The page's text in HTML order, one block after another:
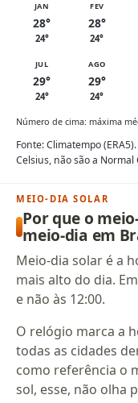
JAN
28°
24°
FEV
28°
24°
JUL
29°
24°
AGO
29°
24°
Número de cima: máxima
Fonte: Climatempo
Celsius, não são a
MEIO-DIA SOLAR
Por que o
meio-dia em
Meio-dia solar é a
mais alto do dia.
e não às 12:00.
O relógio marca a
todas as cidades
como referência o
sol, esse, não olha